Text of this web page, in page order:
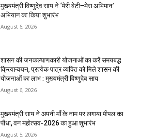
मुख्यमंत्री विष्णुदेव साय ने ‘मेरी बेटी–मेरा अभिमान’
अभियान का किया शुभारंभ
August 6, 2026
शासन की जनकल्याणकारी योजनाओं का करें समयबद्ध
क्रियान्वयन, प्रत्येक पात्र व्यक्ति को मिले शासन की
योजनाओं का लाभ : मुख्यमंत्री विष्णुदेव साय
August 6, 2026
मुख्यमंत्री साय ने अपनी माँ के नाम पर लगाया पीपल का
पौधा, वन महोत्सव-2026 का हुआ शुभारंभ
August 5, 2026